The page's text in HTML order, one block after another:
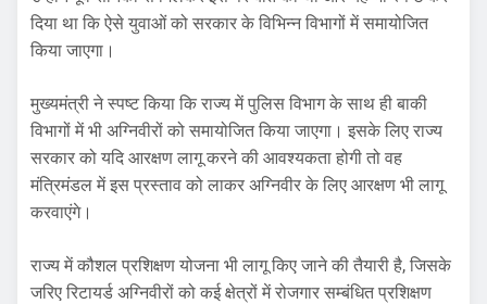
दिया था कि ऐसे युवाओं को सरकार के विभिन्न विभागों में समायोजित
किया जाएगा।
मुख्यमंत्री ने स्पष्ट किया कि राज्य में पुलिस विभाग के साथ ही बाकी
विभागों में भी अग्निवीरों को समायोजित किया जाएगा। इसके लिए राज्य
सरकार को यदि आरक्षण लागू करने की आवश्यकता होगी तो वह
मंत्रिमंडल में इस प्रस्ताव को लाकर अग्निवीर के लिए आरक्षण भी लागू
करवाएंगे।
राज्य में कौशल प्रशिक्षण योजना भी लागू किए जाने की तैयारी है, जिसके
जरिए रिटायर्ड अग्निवीरों को कई क्षेत्रों में रोजगार सम्बंधित प्रशिक्षण